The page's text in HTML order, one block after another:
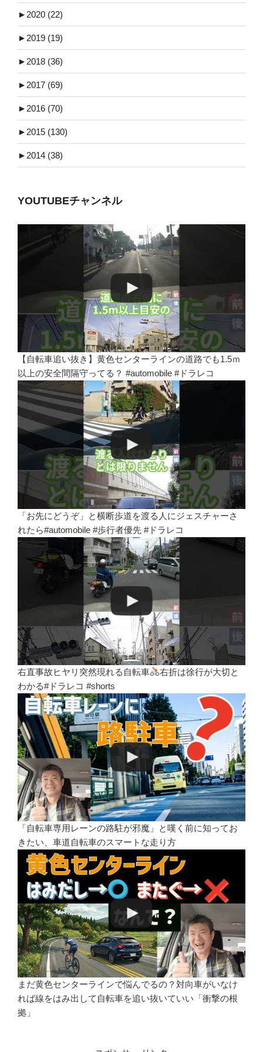
► 2020 (22)
► 2019 (19)
► 2018 (36)
► 2017 (69)
► 2016 (70)
► 2015 (130)
► 2014 (38)
YOUTUBEチャンネル
【自転車追い抜き】黄色センターラインの道路でも1.5ｍ
以上の安全間隔守ってる？ #automobile #ドラレコ
「お先にどうぞ」と横断歩道を渡る人にジェスチャーさ
れたら#automobile #歩行者優先 #ドラレコ
右直事故ヒヤリ突然現れる自転車
右折は徐行が大切と
わかる#ドラレコ #shorts
「自転車専用レーンの路駐が邪魔」と嘆く前に知ってお
きたい、車道自転車のスマートな走り方
まだ黄色センターラインで悩んでるの？対向車がいなけ
れば線をはみ出して自転車を追い抜いていい「衝撃の根
拠」